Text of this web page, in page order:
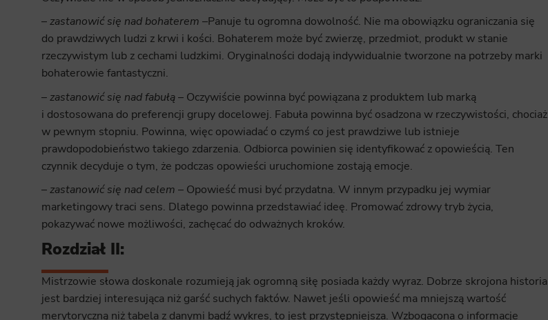
–zastanowić się nad bohaterem –Panuje tu ogromna dowolność. Nie ma obowiązku ograniczania się
do prawdziwych ludzi z krwi i kości. Bohaterem może być zwierzę, przedmiot, produkt w stanie
rzeczywistym lub z cechami ludzkimi. Oryginalności dodają indywidualnie tworzone na potrzeby marki
bohaterowie fantastyczni.
–zastanowić się nad fabułą– Oczywiście powinna być powiązana z produktem lub marką
i dostosowana do preferencji grupy docelowej. Fabuła powinna być osadzona w rzeczywistości, chociaż
w pewnym stopniu. Powinna, więc opowiadać o czymś co jest prawdziwe lub istnieje
prawdopodobieństwo takiego zdarzenia. Odbiorca powinien się identyfikować z opowieścią. Ten
czynnik decyduje o tym, że podczas opowieści uruchomione zostają emocje.
–zastanowić się nad celem – Opowieść musi być przydatna. W innym przypadku jej wymiar
marketingowy traci sens. Dlatego powinna przedstawiać ideę. Promować zdrowy tryb życia,
pokazywać nowe możliwości, zachęcać do odważnych kroków.
Rozdział II:
Mistrzowie słowa doskonale rozumieją jak ogromną siłę posiada każdy wyraz. Dobrze skrojona historia
jest bardziej interesująca niż garść suchych faktów. Nawet jeśli opowieść ma mniejszą wartość
merytoryczną niż tabela z danymi bądź wykres, to jest przystępniejsza. Wzbogacona o informacje